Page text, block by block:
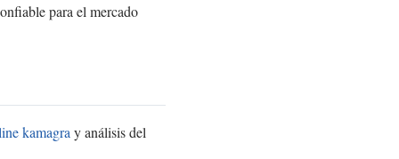
para el mercado
kamagra y análisis del